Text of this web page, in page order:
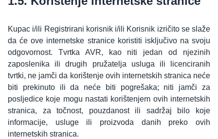
Kupac i/ili Registrirani korisnik i/ili Korisnik izričito se slaže
da će ove internetske stranice koristiti isključivo na svoju
odgovornost. Tvrtka AVR, kao niti jedan od njezinih
zaposlenika ili drugih pružatelja usluga ili licenciranih
tvrtki, ne jamči da korištenje ovih internetskih stranica neće
biti prekinuto ili da neće biti pogrešaka; niti jamči za
posljedice koje mogu nastati korištenjem ovih internetskih
stranica, za točnost, pouzdanost ili sadržaj bilo koje
informacije, usluge ili proizvoda danih preko ovih
internetskih stranica.